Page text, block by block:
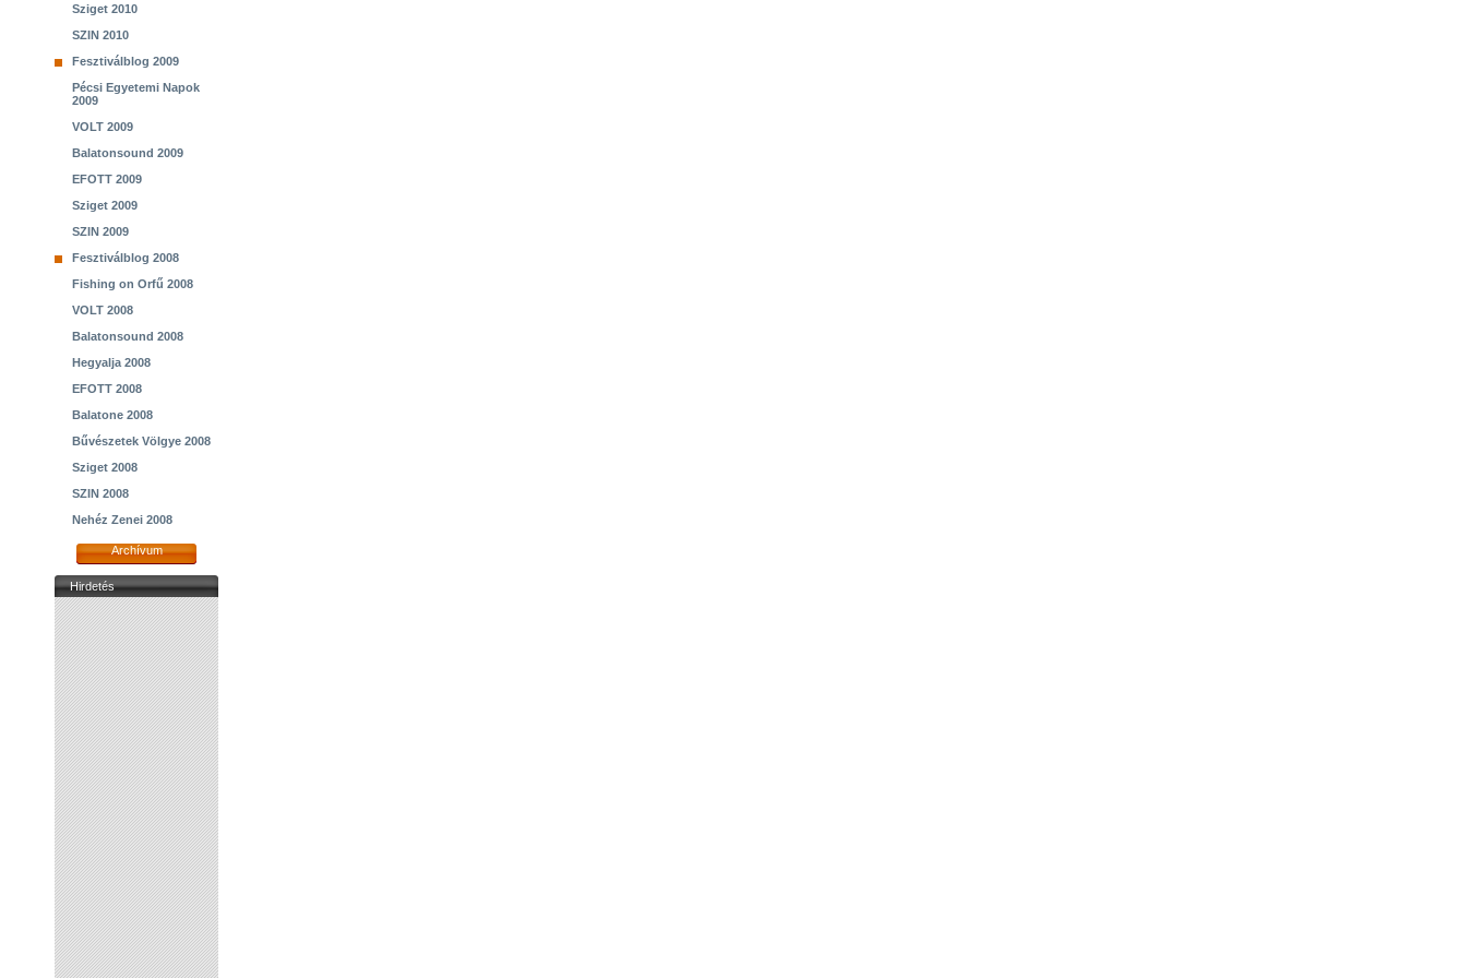
Sziget 2010
SZIN 2010
Fesztiválblog 2009
Pécsi Egyetemi Napok
2009
VOLT 2009
Balatonsound 2009
EFOTT 2009
Sziget 2009
SZIN 2009
Fesztiválblog 2008
Fishing on Orfű 2008
VOLT 2008
Balatonsound 2008
Hegyalja 2008
EFOTT 2008
Balatone 2008
Bűvészetek Völgye 2008
Sziget 2008
SZIN 2008
Nehéz Zenei 2008
Archívum
Hirdetés